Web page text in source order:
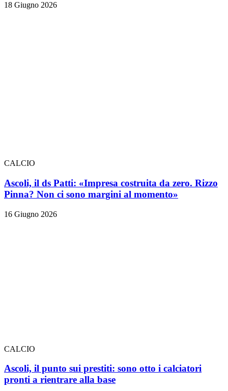
18 Giugno 2026
CALCIO
Ascoli, il ds Patti: «Impresa costruita da zero. Rizzo
Pinna? Non ci sono margini al momento»
16 Giugno 2026
CALCIO
Ascoli, il punto sui prestiti: sono otto i calciatori
pronti a rientrare alla base